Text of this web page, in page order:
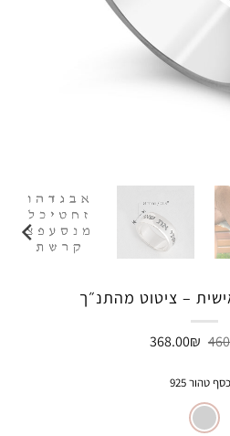
– ציטוט מהתנ״ך
המחיר
460.00₪.
368.00₪ המחיר
כסף טהור 925